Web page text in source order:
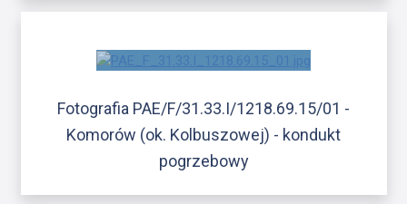
Fotografia PAE/F/31.33.I/1218.69.15/01 -
Komorów (ok. Kolbuszowej) - kondukt
pogrzebowy